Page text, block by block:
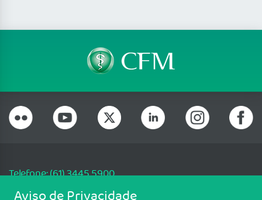
Telefone: (61) 3445 5900
Email: cfm@portalmedico.org.br